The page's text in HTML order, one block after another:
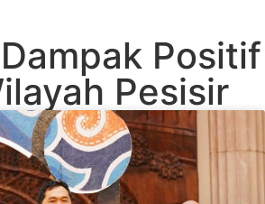
Positif
Pesisir